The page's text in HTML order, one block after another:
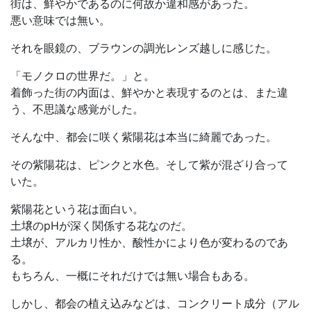
街は、鮮やかであるのに何故か違和感があった。
悪い意味では無い。
それを眼鏡の、ブラウンの調光レンズ越しに感じた。
「モノクロの世界だ。」と。
着飾った街の内面は、鮮やかと表現するのとは、また違
う、不思議な感覚がした。
そんな中、都会に咲く紫陽花は本当に綺麗であった。
その紫陽花は、ピンクと水色。そして紫が混ざり合って
いた。
紫陽花という花は面白い。
土壌のpHが深く関係する花なのだ。
土壌が、アルカリ性か、酸性かにより色が変わるのであ
る。
もちろん、一概にそれだけでは無い場合もある。
しかし、都会の植え込みなどは、コンクリート成分（アル